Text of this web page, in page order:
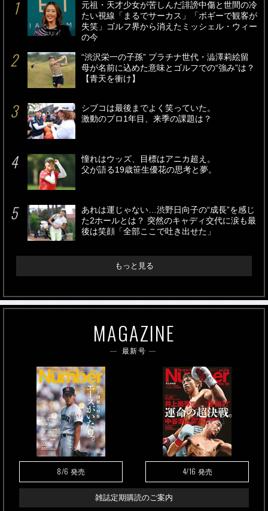
元祖・天才少女が苦しんだ誹謗中傷と世間の冷
たい視線「まるでサーカス」「ボギーで観客が
失笑」ゴルフ界から消えたミッシェル・ウィー
の今
“渋沢栄一の子孫” プラチナ世代・澁澤莉絵留
母が名前に込めた意味とゴルフでの“強み”は？
【青天を衝け】
シブコは最後までよく笑っていた。
激動のプロ1年目、来季の課題は？
憧れはウッズ、目標はアニカ超え。
父が語る19歳笹生優花の思考と夢。
あれは運じゃない…渋野日向子の“成長”を感じ
た2ホールとは？ 突然のキャディ交代に涙も最
後は笑顔「全部ここで吐き出せた」
もっと見る
MAGAZINE
最新号
8/6 発売 4/16 発売
雑誌定期購読のご案内